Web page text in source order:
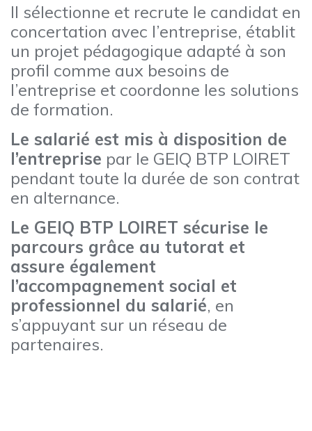
Il sélectionne et recrute le candidat en
concertation avec l’entreprise, établit
un projet pédagogique adapté à son
profil comme aux besoins de
l’entreprise et coordonne les solutions
de formation.
Le salarié est mis à disposition de
l’entreprise par le GEIQ BTP LOIRET
pendant toute la durée de son contrat
en alternance.
Le GEIQ BTP LOIRET sécurise le
parcours grâce au tutorat et
assure également
l’accompagnement social et
professionnel du salarié, en
s’appuyant sur un réseau de
partenaires.